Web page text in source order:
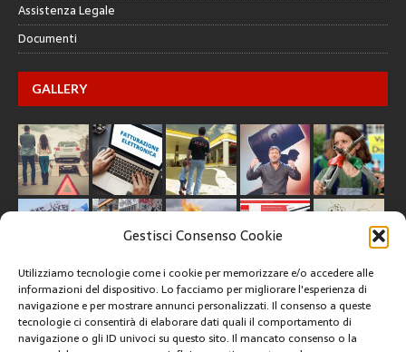
Gestisci Consenso Cookie
Utilizziamo tecnologie come i cookie per memorizzare e/o accedere alle
informazioni del dispositivo. Lo facciamo per migliorare l'esperienza di
navigazione e per mostrare annunci personalizzati. Il consenso a queste
tecnologie ci consentirà di elaborare dati quali il comportamento di
navigazione o gli ID univoci su questo sito. Il mancato consenso o la
Assistenza Legale
Documenti
GALLERY
CREATIVE COMMONS